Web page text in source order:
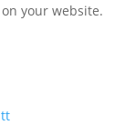
your website.